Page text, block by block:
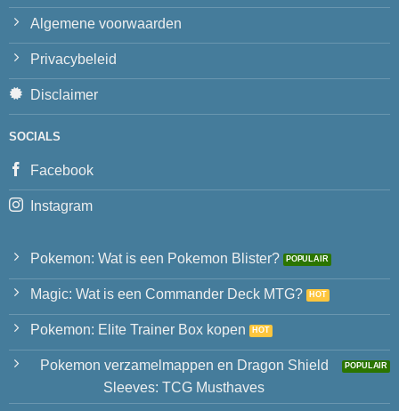
Algemene voorwaarden
Privacybeleid
Disclaimer
SOCIALS
Facebook
Instagram
Pokemon: Wat is een Pokemon Blister?
Magic: Wat is een Commander Deck MTG?
Pokemon: Elite Trainer Box kopen
Pokemon verzamelmappen en Dragon Shield
Sleeves: TCG Musthaves